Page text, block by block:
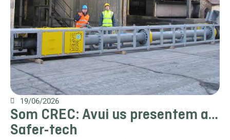
19/06/2026
Som CREC: Avui us presentem a…
Safer-tech